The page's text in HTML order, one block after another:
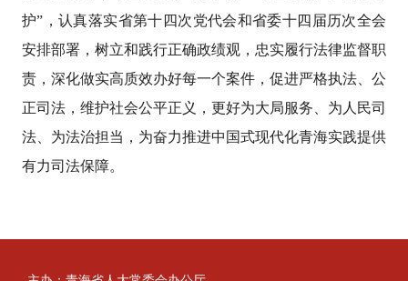
护”，认真落实省第十四次党代会和省委十四届历次全会
安排部署，树立和践行正确政绩观，忠实履行法律监督职
责，深化做实高质效办好每一个案件，促进严格执法、公
正司法，维护社会公平正义，更好为大局服务、为人民司
法、为法治担当，为奋力推进中国式现代化青海实践提供
有力司法保障。